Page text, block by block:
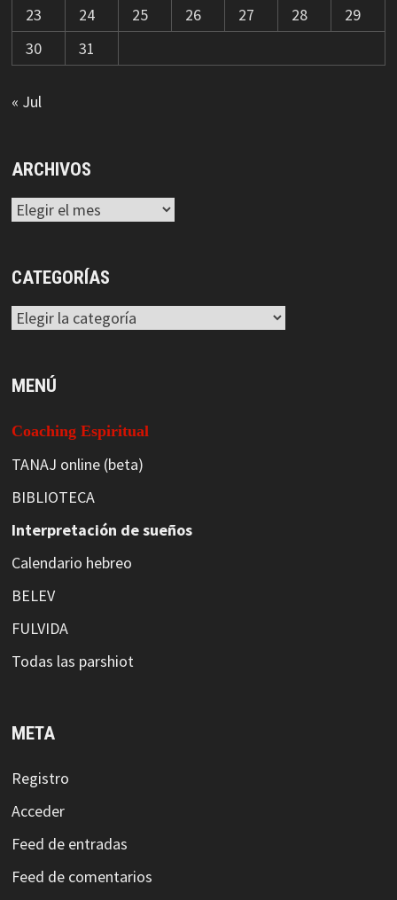
23
24 25 26 27 28
29
30
31
« Jul
ARCHIVOS
Archivos
CATEGORÍAS
Categorías
MENÚ
Coaching Espiritual
TANAJ online (beta)
BIBLIOTECA
Interpretación de sueños
Calendario hebreo
BELEV
FULVIDA
Todas las parshiot
META
Registro
Acceder
Feed de entradas
Feed de comentarios